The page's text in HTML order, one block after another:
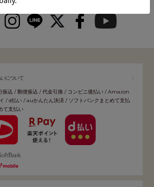
について
振込 / 郵便振込 / 代金引換 / コンビニ後払い / Amazon
/ d払い / auかんたん決済 / ソフトバンクまとめて支払
て支払い